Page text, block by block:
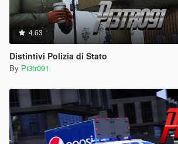
4.63
Distintivi Polizia di Stato
By Pi3tr091